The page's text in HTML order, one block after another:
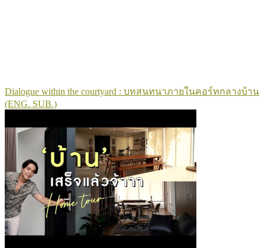
Dialogue within the courtyard : บทสนทนาภายในคอร์ทกลางบ้าน
(ENG. SUB.)